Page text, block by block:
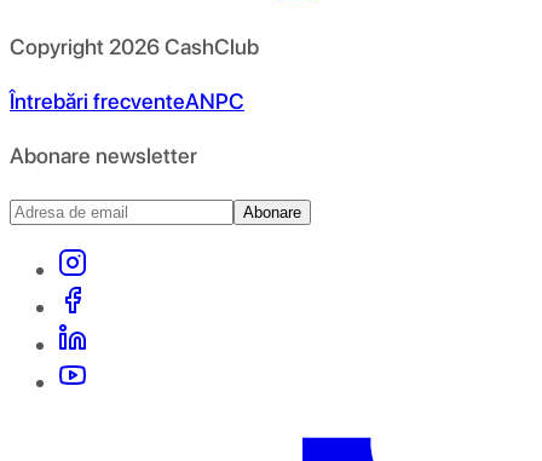
Copyright 2026CashClub
Întrebări frecventeANPC
Abonare newsletter
Abonare